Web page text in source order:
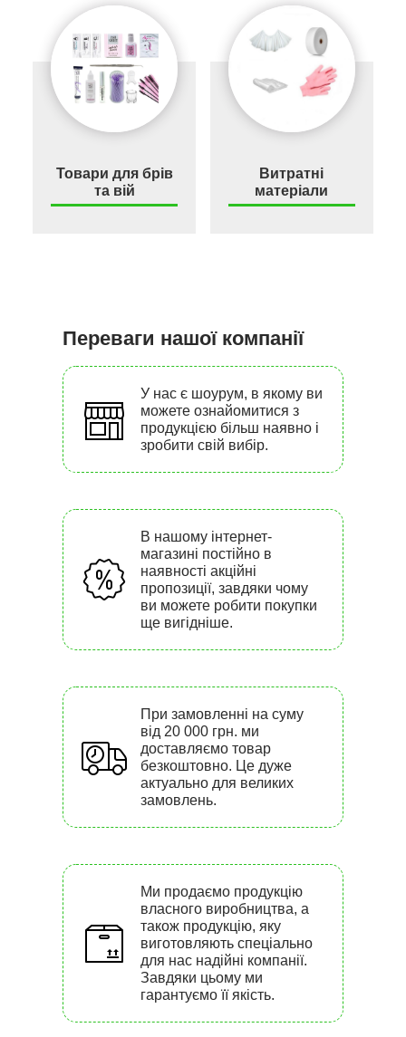
Товари для брів
та вій
Витратні
матеріали
Переваги нашої компанії
У нас є шоурум, в якому ви
можете ознайомитися з
продукцією більш наявно і
зробити свій вибір.
В нашому інтернет-
магазині постійно в
наявності акційні
пропозиції, завдяки чому
ви можете робити покупки
ще вигідніше.
При замовленні на суму
від 20 000 грн. ми
доставляємо товар
безкоштовно. Це дуже
актуально для великих
замовлень.
Ми продаємо продукцію
власного виробництва, а
також продукцію, яку
виготовляють спеціально
для нас надійні компанії.
Завдяки цьому ми
гарантуємо її якість.